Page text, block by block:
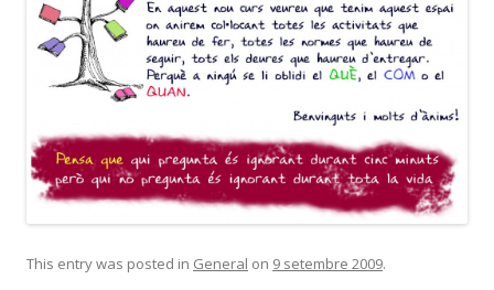
This entry was posted in General on 9 setembre 2009.